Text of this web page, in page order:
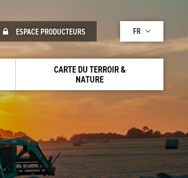
CARTE DU TERROIR &
NATURE
ESPACE PRODUCTEURS FR